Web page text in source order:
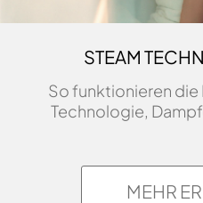
STEAM
So funktionieren
Technologie,
MEHR